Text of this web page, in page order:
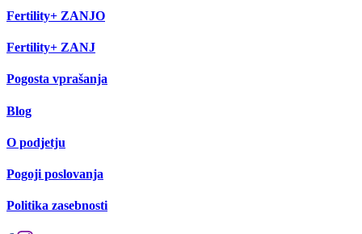
Fertility+ ZANJO
Fertility+ ZANJ
Pogosta vprašanja
Blog
O podjetju
Pogoji poslovanja
Politika zasebnosti